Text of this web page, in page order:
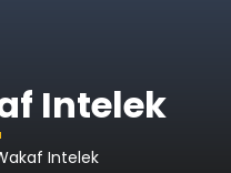
Intelek
Intelek